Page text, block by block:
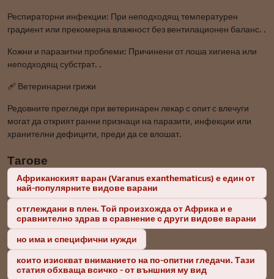
Респираторни инфекции: При неподходящ температурен
градиент или прекомерна влажност без вентилационен баланс. .
Кожни и паразитни проблеми: Причинени от лоша хигиена или
неподходящ субстрат. .
🩹 Ветеринарни грижи
Редовните прегледи при ветеринарен лекар с опит с влечуги
могат да открият ранни признаци на паразити, инфекции или
хранителни дефицити, преди да се влошат.
Тагове
Африканският варан (Varanus exanthematicus) е един от
най-популярните видове варани
отглеждани в плен. Той произхожда от Африка и е
сравнително здрав в сравнение с други видове варани
но има и специфични нужди
които изискват вниманието на по-опитни гледачи. Тази
статия обхваща всичко - от външния му вид